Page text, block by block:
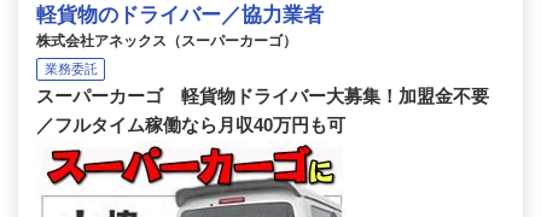
軽貨物のドライバー／協力業者
株式会社アネックス（スーパーカーゴ）
業務委託
スーパーカーゴ 軽貨物ドライバー大募集！加盟金不要
／フルタイム稼働なら月収40万円も可